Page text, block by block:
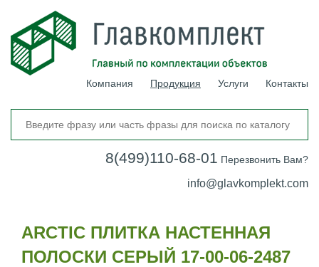
Компания Продукция Услуги Контакты
8(499)110-68-01 Перезвонить Вам?
info@glavkomplekt.com
ARCTIC ПЛИТКА НАСТЕННАЯ
ПОЛОСКИ СЕРЫЙ 17-00-06-2487